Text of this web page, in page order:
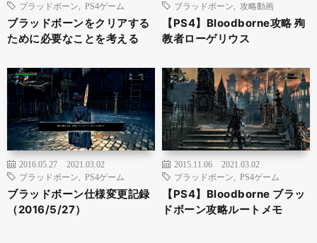
ブラッドボーン
PS4ゲーム
ブラッドボーンをクリアする
ために必要なことを考える
ブラッドボーン
攻略動画
【PS4】Bloodborne攻略 殉
教者ローゲリウス
2016.05.27
2021.03.02
ブラッドボーン
PS4ゲーム
ブラッドボーン仕様変更記録
（2016/5/27）
2015.11.06
2021.03.02
ブラッドボーン
PS4ゲーム
【PS4】Bloodborne ブラッ
ドボーン攻略ルートメモ